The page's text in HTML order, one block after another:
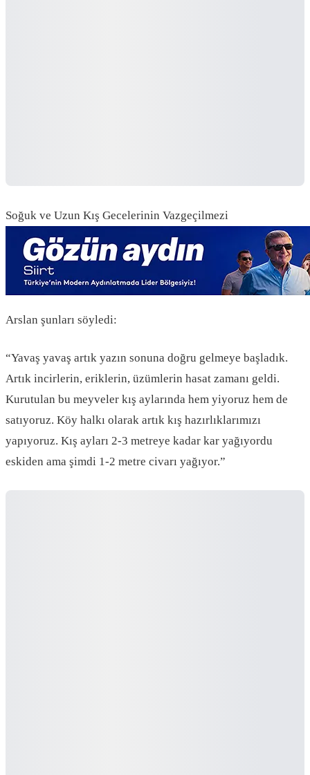
Soğuk ve Uzun Kış Gecelerinin Vazgeçilmezi
Arslan şunları söyledi:
“Yavaş yavaş artık yazın sonuna doğru gelmeye başladık.
Artık incirlerin, eriklerin, üzümlerin hasat zamanı geldi.
Kurutulan bu meyveler kış aylarında hem yiyoruz hem de
satıyoruz. Köy halkı olarak artık kış hazırlıklarımızı
yapıyoruz. Kış ayları 2-3 metreye kadar kar yağıyordu
eskiden ama şimdi 1-2 metre civarı yağıyor.”